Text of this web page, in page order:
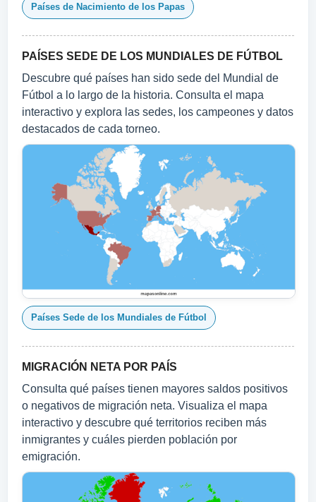
Países de Nacimiento de los Papas
PAÍSES SEDE DE LOS MUNDIALES DE FÚTBOL
Descubre qué países han sido sede del Mundial de
Fútbol a lo largo de la historia. Consulta el mapa
interactivo y explora las sedes, los campeones y datos
destacados de cada torneo.
Países Sede de los Mundiales de Fútbol
MIGRACIÓN NETA POR PAÍS
Consulta qué países tienen mayores saldos positivos
o negativos de migración neta. Visualiza el mapa
interactivo y descubre qué territorios reciben más
inmigrantes y cuáles pierden población por
emigración.